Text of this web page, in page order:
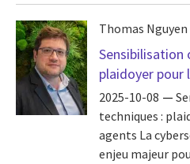
Thomas Nguyen
Sensibilisation
plaidoyer pour
2025-10-08
techniques :
agents La
enjeu majeur